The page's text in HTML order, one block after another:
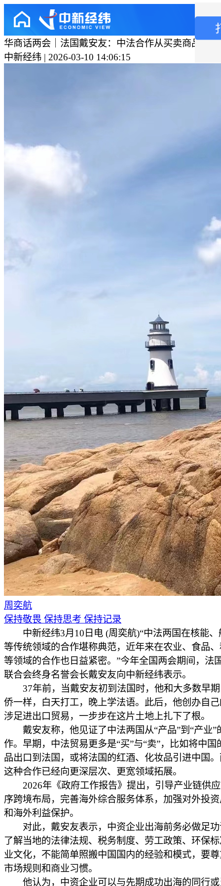
华商话两会｜法国戴安友：中法合作从买卖商品迈
中新经纬 | 2026-03-10 14:06:15
周奕航
保持敬畏 保持思考 保持记录
中新经纬3月10日电 (周奕航)“中法两国在核能、
等传统领域的合作堪称典范，近年来在农业、食品
等领域的合作也日益紧密。”今年全国两会期间，法
联合会终身名誉会长戴安友向中新经纬表示。
37年前，当戴安友初到法国时，他和大多数早期
侨一样，白天打工，晚上学法语。此后，他创办自
涉足进出口贸易，一步步在这片土地上扎下了根。
戴安友称，他见证了中法两国从“产品”到“产业”
作。早期，中法贸易更多是“买”与“卖”，比如将中国
品出口到法国，或将法国的红酒、化妆品引进中国
这种合作已经向更深层次、更宽领域拓展。
2026年《政府工作报告》提出，引导产业链供
序跨境布局，完善海外综合服务体系，加强对外投
和海外利益保护。
对此，戴安友表示，中资企业出海前务必做足功
了解当地的法律法规、税务制度、劳工政策、环保
业文化，不能简单照搬中国国内的经验和模式，要
市场规则和商业习惯。
他认为，中资企业可以与先期成功出海的同行或